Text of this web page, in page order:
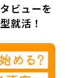
ビューを
就活！